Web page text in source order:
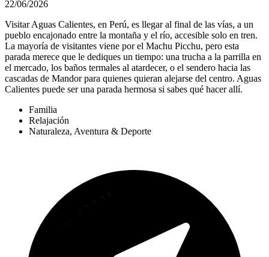
22/06/2026
Visitar Aguas Calientes, en Perú, es llegar al final de las vías, a un
pueblo encajonado entre la montaña y el río, accesible solo en tren.
La mayoría de visitantes viene por el Machu Picchu, pero esta
parada merece que le dediques un tiempo: una trucha a la parrilla en
el mercado, los baños termales al atardecer, o el sendero hacia las
cascadas de Mandor para quienes quieran alejarse del centro. Aguas
Calientes puede ser una parada hermosa si sabes qué hacer allí.
Familia
Relajación
Naturaleza, Aventura & Deporte